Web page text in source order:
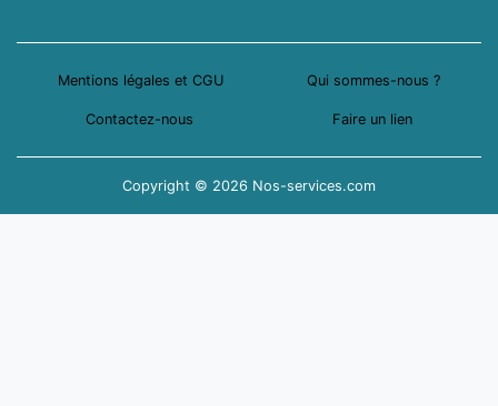
Mentions légales et CGU Qui sommes-nous ?
Contactez-nous Faire un lien
Copyright © 2026 Nos-services.com